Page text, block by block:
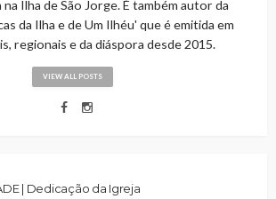
na Ilha de São Jorge. É também autor da
da Ilha e de Um Ilhéu' que é emitida em
regionais e da diáspora desde 2015.
VIEW ALL POSTS
| Dedicação da Igreja